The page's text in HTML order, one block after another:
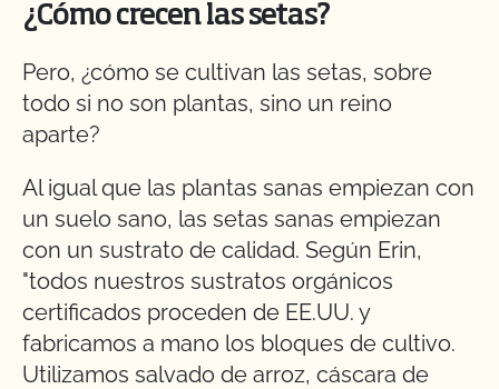
¿Cómo crecen las setas?
Pero, ¿cómo se cultivan las setas, sobre
todo si no son plantas, sino un reino
aparte?
Al igual que las plantas sanas empiezan con
un suelo sano, las setas sanas empiezan
con un sustrato de calidad. Según Erin,
"todos nuestros sustratos orgánicos
certificados proceden de EE.UU. y
fabricamos a mano los bloques de cultivo.
Utilizamos salvado de arroz, cáscara de